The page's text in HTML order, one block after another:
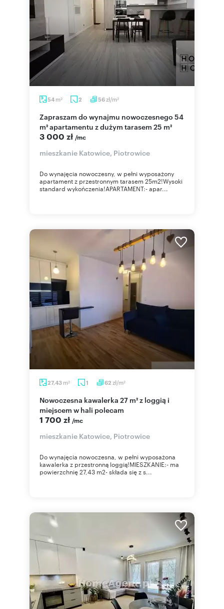
54 m2 2 56zł/m2
Zapraszam do wynajmu nowoczesnego 54
m² apartamentu z dużym tarasem 25 m²
3 000 zł /mc
mieszkanie Katowice, Piotrowice
Do wynajęcia nowoczesny, w pełni wyposażony
apartament z przestronnym tarasem 25m2!Wysoki
standard wykończenia!APARTAMENT:- apar...
27,43 m2 1 62 zł/m2
Nowoczesna kawalerka 27 m² z loggią i
miejscem w hali polecam
1 700 zł /mc
mieszkanie Katowice, Piotrowice
Do wynajęcia nowoczesna, w pełni wyposażona
kawalerka z przestronną loggią!MIESZKANIE:- ma
powierzchnię 27,43 m2- składa się z s...